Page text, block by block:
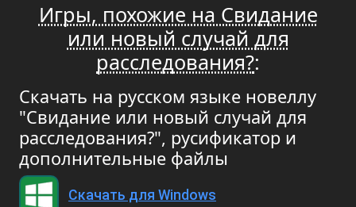
Игры, похожие на Свидание
или новый случай для
расследования?:
Скачать на русском языке новеллу
"Свидание или новый случай для
расследования?", русификатор и
дополнительные файлы
Скачать для Windows